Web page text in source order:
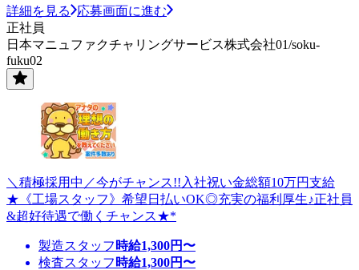
詳細を見る
応募画面に進む
正社員
日本マニュファクチャリングサービス株式会社01/soku-
fuku02
＼積極採用中／今がチャンス!!入社祝い金総額10万円支給
★《工場スタッフ》希望日払いOK◎充実の福利厚生♪正社員
&超好待遇で働くチャンス★*
製造スタッフ 時給1,300円〜
検査スタッフ 時給1,300円〜